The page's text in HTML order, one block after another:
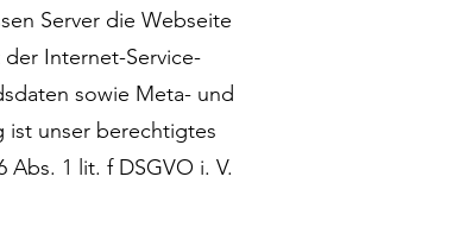
Server die Webseite
Internet-Service-
sowie Meta- und
ist unser berechtigtes
1 lit. f DSGVO i. V.